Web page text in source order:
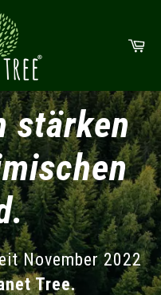
stärken
November 2022
Tree.